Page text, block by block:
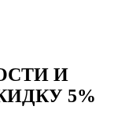
И
5%